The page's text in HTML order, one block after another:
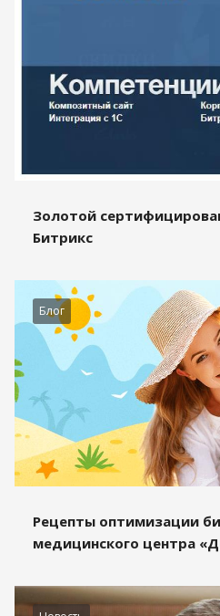
Золотой
Битрикс
Блог
Рецепты оптимизации
медицинского центра